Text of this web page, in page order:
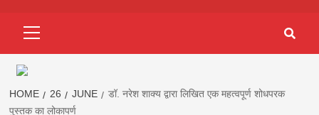
hindi
||madhesh
HOME 26 JUNE
डॉ. नरेश शाक्य द्वारा लिखित एक महत्वपूर्ण शोधपरक
पुस्तक का लोकापर्ण